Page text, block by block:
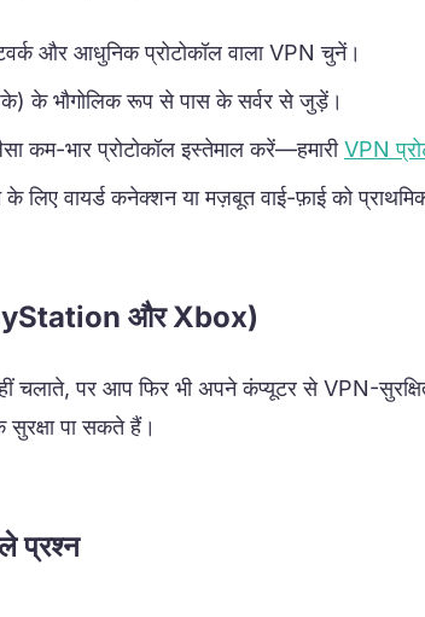
और आधुनिक प्रोटोकॉल वाला VPN चुनें।
के भौगोलिक रूप से पास के सर्वर से जुड़ें।
कम-भार प्रोटोकॉल इस्तेमाल करें—हमारीVPN
लिए वायर्ड कनेक्शन या मज़बूत वाई-फ़ाई को
और Xbox)
चलाते, पर आप फिर भी अपने कंप्यूटर से VPN-
पा सकते हैं।
प्रश्न